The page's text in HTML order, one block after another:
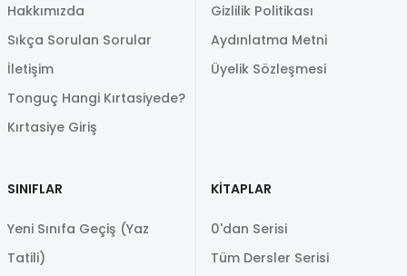
Hakkımızda
Sıkça Sorulan Sorular
İletişim
Tonguç Hangi Kırtasiyede?
Kırtasiye Giriş
Gizlilik Politikası
Aydınlatma Metni
Üyelik Sözleşmesi
SINIFLAR
Yeni Sınıfa Geçiş (Yaz
Tatili)
KİTAPLAR
0'dan Serisi
Tüm Dersler Serisi